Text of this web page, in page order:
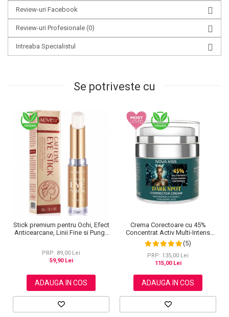
Review-uri Facebook
Review-uri Profesionale (0)
Intreaba Specialistul
Se potriveste cu
Stick premium pentru Ochi, Efect
Anticearcane, Linii Fine si Pungi,
PRP: 89,00 Lei
59,90 Lei
ADAUGA IN COS
Crema Corectoare cu 45%
Concentrat Activ Multi-Intens
pentru Pete Pigmentare cu
Niacinamide, Vitamina C si Acid
Hialuronic, NOVA KISS® Dark
Spot, 50 ml
(5)
PRP: 135,00 Lei
115,00 Lei
ADAUGA IN COS